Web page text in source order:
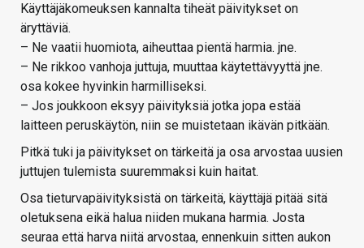
Käyttäjäkomeuksen kannalta tiheät päivitykset on
äryttäviä.
– Ne vaatii huomiota, aiheuttaa pientä harmia. jne.
– Ne rikkoo vanhoja juttuja, muuttaa käytettävyyttä jne.
osa kokee hyvinkin harmilliseksi.
– Jos joukkoon eksyy päivityksiä jotka jopa estää
laitteen peruskäytön, niin se muistetaan ikävän pitkään.
Pitkä tuki ja päivitykset on tärkeitä ja osa arvostaa uusien
juttujen tulemista suuremmaksi kuin haitat.
Osa tieturvapäivityksistä on tärkeitä, käyttäjä pitää sitä
oletuksena eikä halua niiden mukana harmia. Josta
seuraa että harva niitä arvostaa, ennenkuin sitten aukon